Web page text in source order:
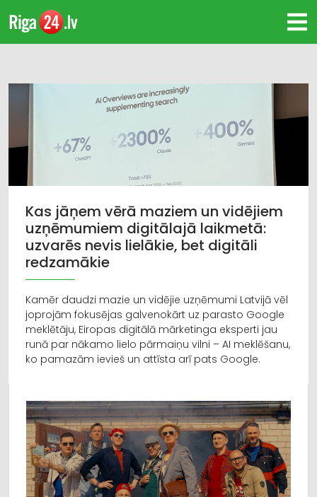
Kas jāņem vērā maziem un vidējiem
uzņēmumiem digitālajā laikmetā:
uzvarēs nevis lielākie, bet digitāli
redzamākie
Kamēr daudzi mazie un vidējie uzņēmumi Latvijā vēl
joprojām fokusējas galvenokārt uz parasto Google
meklētāju, Eiropas digitālā mārketinga eksperti jau
runā par nākamo lielo pārmaiņu vilni – AI meklēšanu,
ko pamazām ievieš un attīsta arī pats Google.